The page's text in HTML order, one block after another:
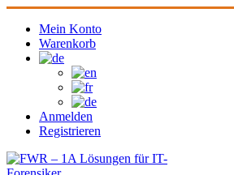
Mein Konto
Warenkorb
Anmelden
Registrieren